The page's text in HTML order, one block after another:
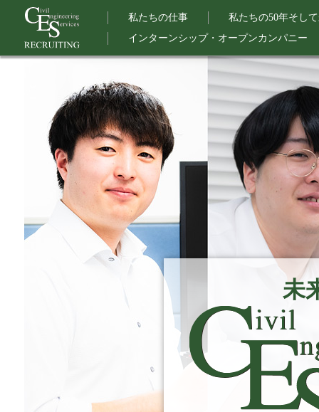
私たちの仕事 私たちの50年そし
インターンシップ・オープンカンパニー
未